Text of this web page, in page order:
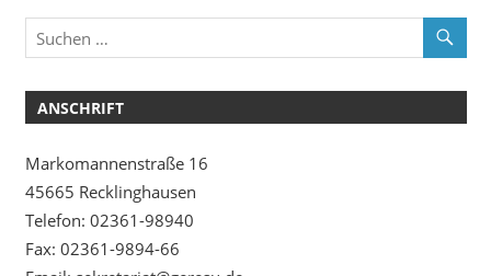
ANSCHRIFT
Markomannenstraße 16
45665 Recklinghausen
Telefon: 02361-98940
Fax: 02361-9894-66